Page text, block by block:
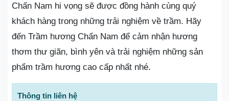
Chấn Nam hi vọng sẽ được đồng hành cùng quý
khách hàng trong những trải nghiệm về trầm. Hãy
đến Trầm hương Chấn Nam để cảm nhận hương
thơm thư giãn, bình yên và trải nghiệm những sản
phẩm trầm hương cao cấp nhất nhé.
Thông tin liên hệ